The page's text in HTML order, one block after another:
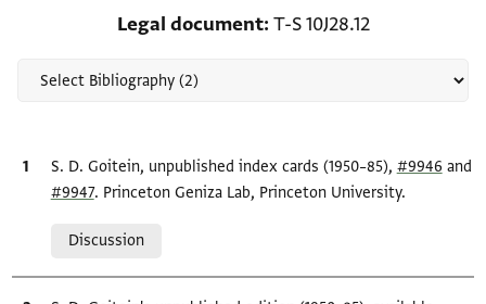
Legal document T-S 10J28.12
Bibliographic citation
S. D. Goitein, unpublished index cards (1950–85), #9946 and
#9947. Princeton Geniza Lab, Princeton University.
Discussion